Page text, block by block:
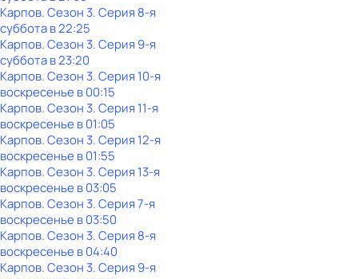
Карпов. Сезон 3. Серия 8-я
субботав22:25
Карпов. Сезон 3. Серия 9-я
субботав23:20
Карпов. Сезон 3. Серия 10-я
воскресенье в00:15
Карпов. Сезон 3. Серия 11-я
воскресенье в01:05
Карпов. Сезон 3. Серия 12-я
воскресенье в01:55
Карпов. Сезон 3. Серия 13-я
воскресенье в03:05
Карпов. Сезон 3. Серия 7-я
воскресенье в03:50
Карпов. Сезон 3. Серия 8-я
воскресенье в04:40
Карпов. Сезон 3. Серия 9-я